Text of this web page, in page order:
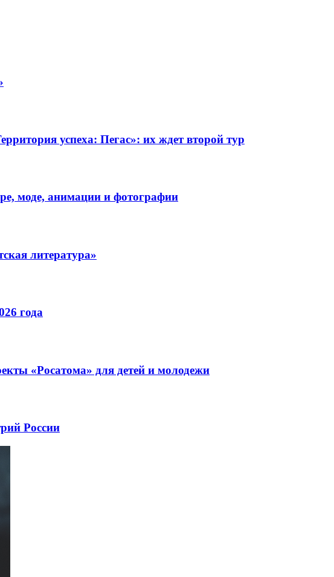
успеха: Пегас»: их ждет второй тур
моде, анимации и фотографии
литература»
года
«Росатома» для детей и молодежи
России